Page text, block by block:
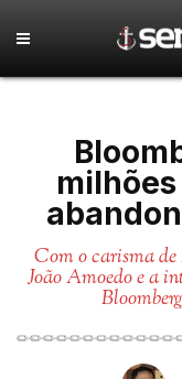
Com o carisma
João Amoedo e a